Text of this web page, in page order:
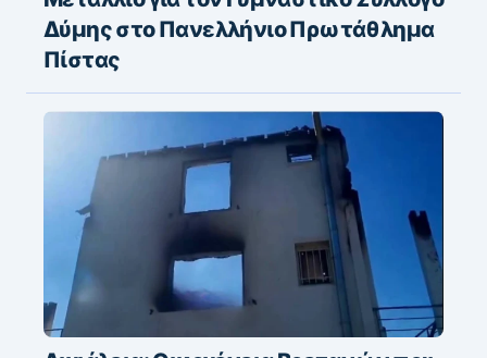
Δύμης στο Πανελλήνιο Πρωτάθλημα
Πίστας